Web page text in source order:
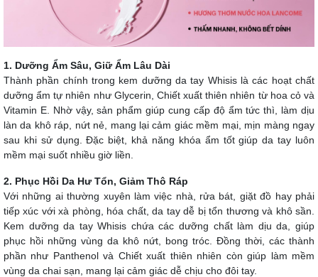
1. Dưỡng Ẩm Sâu, Giữ Ẩm Lâu Dài
Thành phần chính trong kem dưỡng da tay Whisis là các hoạt chất
dưỡng ẩm tự nhiên như Glycerin, Chiết xuất thiên nhiên từ hoa cỏ và
Vitamin E. Nhờ vậy, sản phẩm giúp cung cấp độ ẩm tức thì, làm dịu
làn da khô ráp, nứt nẻ, mang lại cảm giác mềm mại, mịn màng ngay
sau khi sử dụng. Đặc biệt, khả năng khóa ẩm tốt giúp da tay luôn
mềm mại suốt nhiều giờ liền.
2. Phục Hồi Da Hư Tổn, Giảm Thô Ráp
Với những ai thường xuyên làm việc nhà, rửa bát, giặt đồ hay phải
tiếp xúc với xà phòng, hóa chất, da tay dễ bị tổn thương và khô sần.
Kem dưỡng da tay Whisis chứa các dưỡng chất làm dịu da, giúp
phục hồi những vùng da khô nứt, bong tróc. Đồng thời, các thành
phần như Panthenol và Chiết xuất thiên nhiên còn giúp làm mềm
vùng da chai sạn, mang lại cảm giác dễ chịu cho đôi tay.